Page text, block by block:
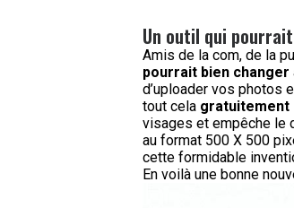
Un outil qui
Amis de la com, de la
pourrait bien changer
d’uploader vos photos
tout cela gratuitement
visages et empêche le
au format 500 X 500
cette formidable
En voilà une bonne